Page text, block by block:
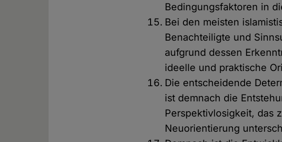
Bedingungsfaktoren in
Bei den meisten
Benachteiligte und
aufgrund dessen
ideelle und praktische
Die entscheidende
ist demnach die
Perspektivlosigkeit, das
Neuorientierung